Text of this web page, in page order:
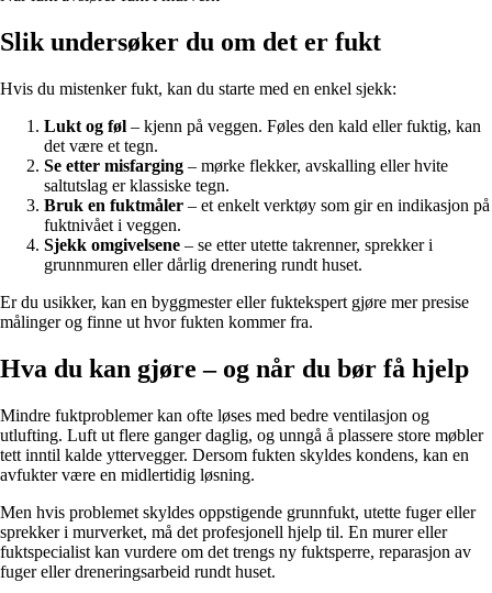
Slik undersøker du om det er fukt
Hvis du mistenker fukt, kan du starte med en enkel sjekk:
Lukt og føl – kjenn på veggen. Føles den kald eller fuktig, kan
det være et tegn.
Se etter misfarging – mørke flekker, avskalling eller hvite
saltutslag er klassiske tegn.
Bruk en fuktmåler – et enkelt verktøy som gir en indikasjon på
fuktnivået i veggen.
Sjekk omgivelsene – se etter utette takrenner, sprekker i
grunnmuren eller dårlig drenering rundt huset.
Er du usikker, kan en byggmester eller fuktekspert gjøre mer presise
målinger og finne ut hvor fukten kommer fra.
Hva du kan gjøre – og når du bør få hjelp
Mindre fuktproblemer kan ofte løses med bedre ventilasjon og
utlufting. Luft ut flere ganger daglig, og unngå å plassere store møbler
tett inntil kalde yttervegger. Dersom fukten skyldes kondens, kan en
avfukter være en midlertidig løsning.
Men hvis problemet skyldes oppstigende grunnfukt, utette fuger eller
sprekker i murverket, må det profesjonell hjelp til. En murer eller
fuktspecialist kan vurdere om det trengs ny fuktsperre, reparasjon av
fuger eller dreneringsarbeid rundt huset.